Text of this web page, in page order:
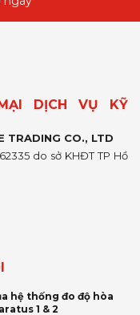
DỊCH VỤ KỸ
TRADING CO., LTD
do sở KHĐT TP Hồ
hệ thống đo độ hòa
1 & 2